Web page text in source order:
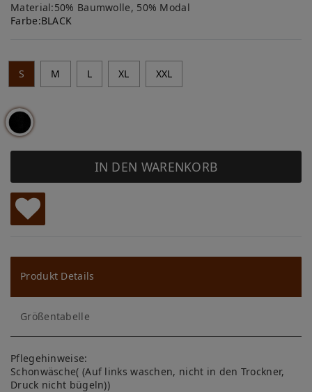
Material:50% Baumwolle, 50% Modal
Farbe:BLACK
S M L XL XXL
IN DEN WARENKORB
W
u
ns
ch
lis
te
Produkt Details
Größentabelle
Pflegehinweise:
Schonwäsche( (Auf links waschen, nicht in den Trockner,
Druck nicht bügeln))